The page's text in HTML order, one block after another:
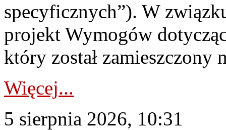
specyficznych”). W
projekt Wymogów
który został zamieszczony
Więcej...
5 sierpnia 2026, 10:31